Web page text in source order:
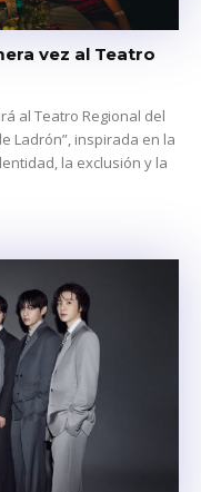
vez al Teatro
al Teatro Regional del
Ladrón”, inspirada en la
la exclusión y la